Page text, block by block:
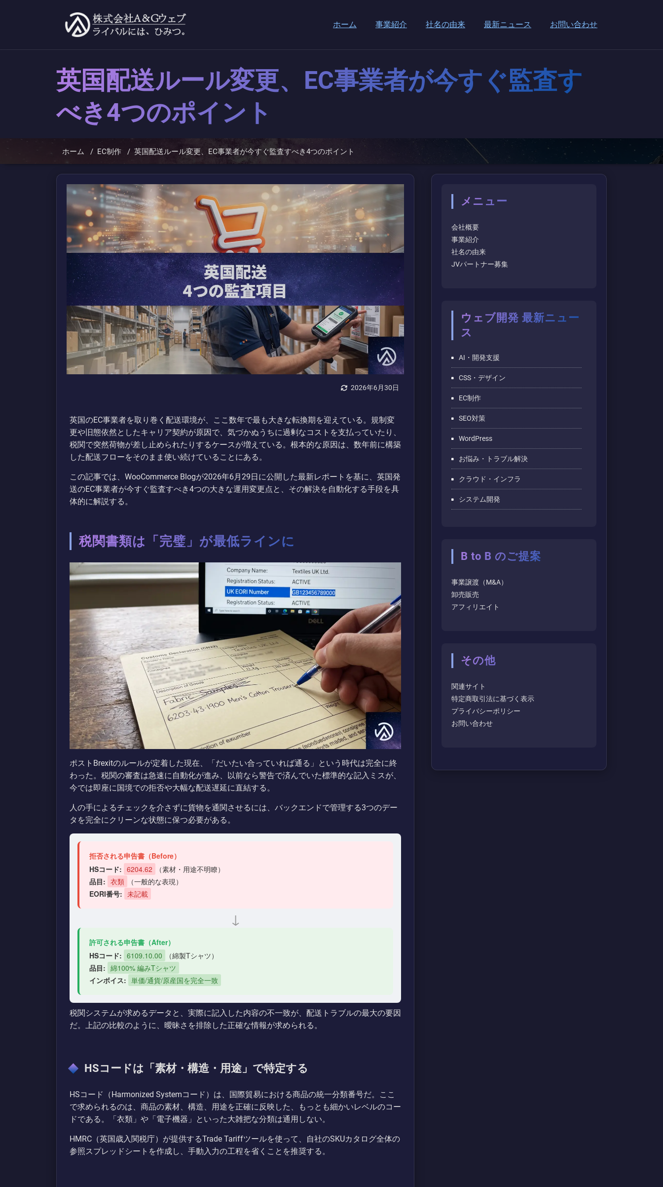
へ
ホーム 事業紹介 社名の由来 最新ニュース お問い合わせ
英国配送ルール変更、EC事業者が今すぐ監査す
べき4つのポイント
ホーム / EC制作 / 英国配送ルール変更、EC事業者が今すぐ監査すべき4つのポイント
2026年6月30日
英国のEC事業者を取り巻く配送環境が、ここ数年で最も大きな転換期を迎えている。規制変
更や旧態依然としたキャリア契約が原因で、気づかぬうちに過剰なコストを支払っていたり、
税関で突然荷物が差し止められたりするケースが増えている。根本的な原因は、数年前に構築
した配送フローをそのまま使い続けていることにある。
この記事では、WooCommerce Blogが2026年6月29日に公開した最新レポートを基に、英国発
送のEC事業者が今すぐ監査すべき4つの大きな運用変更点と、その解決を自動化する手段を具
体的に解説する。
税関書類は「完璧」が最低ラインに
ポストBrexitのルールが定着した現在、「だいたい合っていれば通る」という時代は完全に終
わった。税関の審査は急速に自動化が進み、以前なら警告で済んでいた標準的な記入ミスが、
今では即座に国境での拒否や大幅な配送遅延に直結する。
人の手によるチェックを介さずに貨物を通関させるには、バックエンドで管理する3つのデー
タを完全にクリーンな状態に保つ必要がある。
拒否される申告書（Before）
HSコード: 6204.62
（素材・用途不明瞭）
品目: 衣類
（一般的な表現）
EORI番号: 未記載
↓
許可される申告書（After）
HSコード: 6109.10.00
（綿製Tシャツ）
品目: 綿100% 編みTシャツ
インボイス: 単価/通貨/原産国を完全一致
税関システムが求めるデータと、実際に記入した内容の不一致が、配送トラブルの最大の要因
だ。上記の比較のように、曖昧さを排除した正確な情報が求められる。
HSコードは「素材・構造・用途」で特定する
HSコード（Harmonized Systemコード）は、国際貿易における商品の統一分類番号だ。ここ
で求められるのは、商品の素材、構造、用途を正確に反映した、もっとも細かいレベルのコー
ドである。「衣類」や「電子機器」といった大雑把な分類は通用しない。
HMRC（英国歳入関税庁）が提供するTrade Tariffツールを使って、自社のSKUカタログ全体の
参照スプレッドシートを作成し、手動入力の工程を省くことを推奨する。
メニュー
会社概要
事業紹介
社名の由来
JVパートナー募集
ウェブ開発 最新ニュー
ス
AI・開発支援
CSS・デザイン
EC制作
SEO対策
WordPress
お悩み・トラブル解決
クラウド・インフラ
システム開発
B to B のご提案
事業譲渡（M&A）
卸売販売
アフィリエイト
その他
関連サイト
特定商取引法に基づく表示
プライバシーポリシー
お問い合わせ